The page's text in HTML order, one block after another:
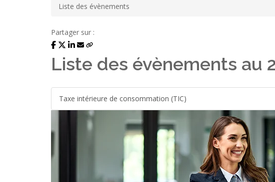
Liste des évènements
Partager sur :
Liste des évènements au
Taxe intérieure de consommation (TIC)